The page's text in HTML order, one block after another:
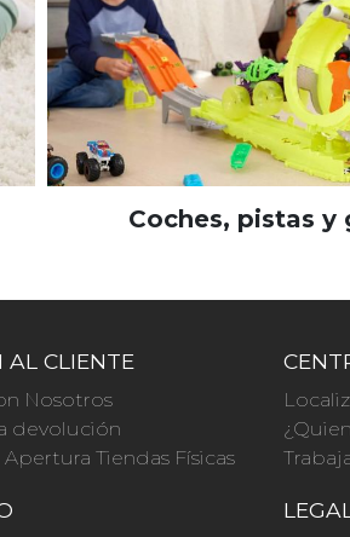
Coches, pistas y
AL CLIENTE
Nosotros
devolución
Tiendas Físicas